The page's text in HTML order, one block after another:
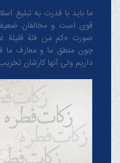
ما باید با قدرت به تبلیغ
قوی است و مخالفان ضعیف
صورت «کم من فئة قلیلة
چون منطق‌ ما و معارف
داریم ولی آنها کارشان